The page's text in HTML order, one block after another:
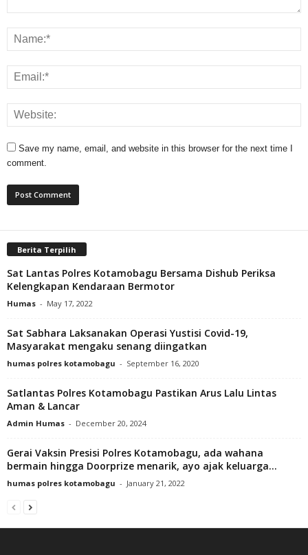
Save my name, email, and website in this browser for the next time I
comment.
Berita Terpilih
Sat Lantas Polres Kotamobagu Bersama Dishub Periksa
Kelengkapan Kendaraan Bermotor
Humas - May 17, 2022
Sat Sabhara Laksanakan Operasi Yustisi Covid-19,
Masyarakat mengaku senang diingatkan
humas polres kotamobagu - September 16, 2020
Satlantas Polres Kotamobagu Pastikan Arus Lalu Lintas
Aman & Lancar
Admin Humas - December 20, 2024
Gerai Vaksin Presisi Polres Kotamobagu, ada wahana
bermain hingga Doorprize menarik, ayo ajak keluarga...
humas polres kotamobagu - January 21, 2022